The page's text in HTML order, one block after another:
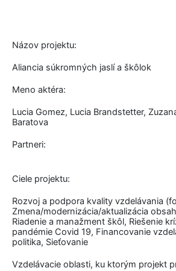
Názov projektu:
Aliancia súkromných jaslí a škôlok
Meno aktéra:
Lucia Gomez, Lucia Brandstetter,
Baratova
Partneri:
Ciele projektu:
Rozvoj a podpora kvality vzdelávania
Zmena/modernizácia/aktualizácia
Riadenie a manažment škôl, Riešenie
pandémie Covid 19, Financovanie
politika, Sieťovanie
Vzdelávacie oblasti, ku ktorým projekt